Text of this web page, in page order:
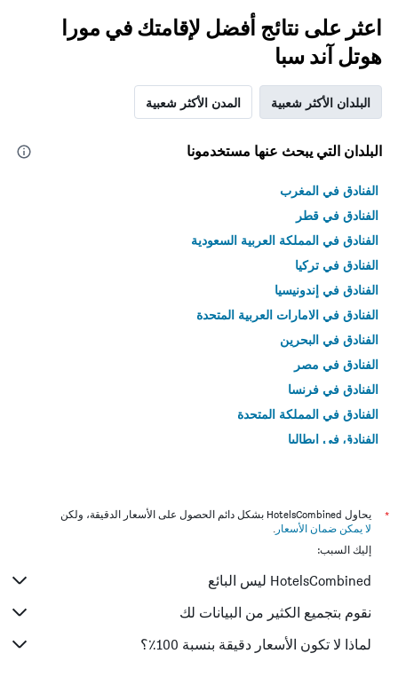
اعثر على نتائج أفضل لإقامتك في مورا
هوتل آند سبا
البلدان الأكثر شعبية المدن الأكثر شعبية
البلدان التي يبحث عنها مستخدمونا
الفنادق في المغرب
الفنادق في قطر
الفنادق في المملكة العربية السعودية
الفنادق في تركيا
الفنادق في إندونيسيا
الفنادق في الامارات العربية المتحدة
الفنادق في البحرين
الفنادق في مصر
الفنادق في فرنسا
الفنادق في المملكة المتحدة
الفنادق في إيطاليا
*
يحاول HotelsCombined بشكل دائم الحصول على الأسعار الدقيقة، ولكن
لا يمكن ضمان الأسعار .
إليك السبب:
HotelsCombined ليس البائع
نقوم بتجميع الكثير من البيانات لك
لماذا لا تكون الأسعار دقيقة بنسبة 100٪؟